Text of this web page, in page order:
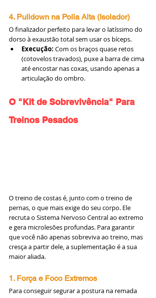
4. Pulldown na Polia Alta (Isolador)
O finalizador perfeito para levar o latíssimo do
dorso à exaustão total sem usar os bíceps.
Execução: Com os braços quase retos
(cotovelos travados), puxe a barra de cima
até encostar nas coxas, usando apenas a
articulação do ombro.
O "Kit de Sobrevivência" Para
Treinos Pesados
O treino de costas é, junto com o treino de
pernas, o que mais exige do seu corpo. Ele
recruta o Sistema Nervoso Central ao extremo
e gera microlesões profundas. Para garantir
que você não apenas sobreviva ao treino, mas
cresça a partir dele, a suplementação é a sua
maior aliada.
1. Força e Foco Extremos
Para conseguir segurar a postura na remada